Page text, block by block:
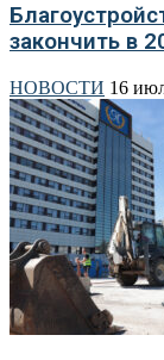
закончить в
НОВОСТИ 16